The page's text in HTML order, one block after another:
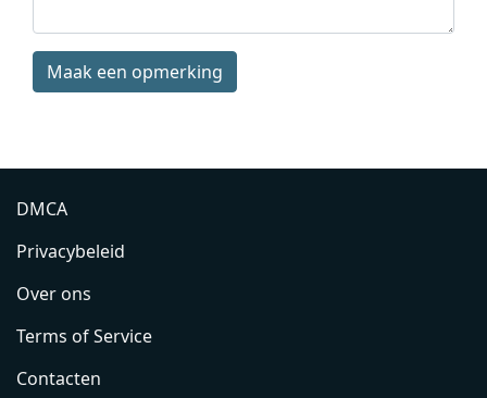
Maak een opmerking
DMCA
Privacybeleid
Over ons
Terms of Service
Contacten